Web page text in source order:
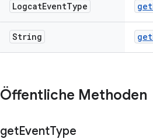
LogcatEventType get
String get
Öffentliche Methoden
getEventType